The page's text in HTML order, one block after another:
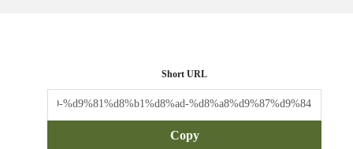
Short URL
Copy